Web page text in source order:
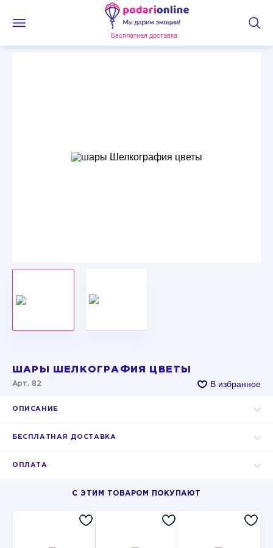
Бесплатная доставка
ШАРЫ ШЕЛКОГРАФИЯ ЦВЕТЫ
Арт. 82 В избранное
ОПИСАНИЕ
БЕСПЛАТНАЯ ДОСТАВКА
ОПЛАТА
С ЭТИМ ТОВАРОМ ПОКУПАЮТ